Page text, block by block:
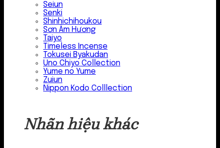
Seiun
Senki
Shinhichihoukou
Sơn Âm Hương
Taiyo
Timeless Incense
Tokusei Byakudan
Uno Chiyo Collection
Yume no Yume
Zuiun
Nippon Kodo Colllection
Nhãn hiệu khác